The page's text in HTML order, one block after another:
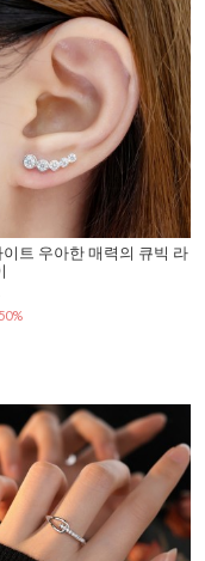
이트 우아한 매력의 큐빅 라
50%